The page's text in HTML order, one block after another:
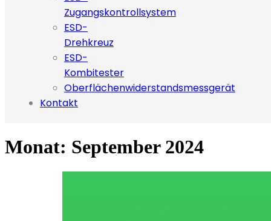
Zugangskontrollsystem
ESD-
Drehkreuz
ESD-
Kombitester
Oberflächenwiderstandsmessgerät
Kontakt
Monat: September 2024